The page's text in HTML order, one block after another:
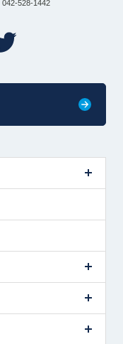
042-528-1442